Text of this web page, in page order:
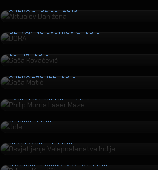
ARENA STOŽICE · 2019
DORA
SD MARINO CVETKOVIĆ · 2019
Saša Kovačević
ZETRA · 2018
Saša Matić
ARENA ZAGREB · 2018
Philip Morris Laser Maze
TVORNICA KULTURE · 2018
Jole
CIBONA · 2018
Osvjetljenje Veleposlanstva
GRAD ZAGREB · 2018
Prljavo Kazalište
STADION KRANJČEVIĆEVA · 2018